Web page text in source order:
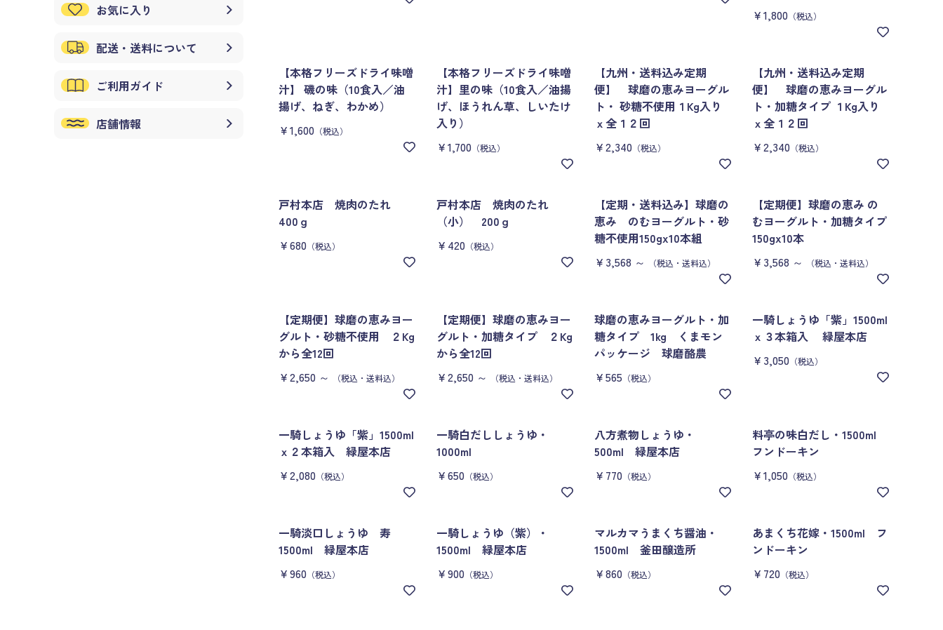
￥1,800 （税込）
【本格フリーズドライ味噌
汁】 磯の味（10食入／油
揚げ、ねぎ、わかめ）
￥1,600 （税込）
【本格フリーズドライ味噌
汁】里の味（10食入／油揚
げ、ほうれん草、しいたけ
入り）
￥1,700 （税込）
【九州・送料込み定期
便】 球磨の恵みヨーグル
ト・ 砂糖不使用１Kg入り
ｘ全１２回
￥2,340 （税込）
【九州・送料込み定期
便】 球磨の恵みヨーグル
ト・加糖タイプ １Kg入り
ｘ全１２回
￥2,340 （税込）
戸村本店 焼肉のたれ
400ｇ
￥680 （税込）
戸村本店 焼肉のたれ
（小） 200ｇ
￥420 （税込）
【定期・送料込み】球磨の
恵み のむヨーグルト・砂
糖不使用150gx10本組
￥3,568 ～ （税込・送料込）
【定期便】球磨の恵み の
むヨーグルト・加糖タイプ
150gx10本
￥3,568 ～ （税込・送料込）
【定期便】球磨の恵みヨー
グルト・砂糖不使用 ２Kg
から全12回
￥2,650 ～ （税込・送料込）
【定期便】球磨の恵みヨー
グルト・加糖タイプ ２Kg
から全12回
￥2,650 ～ （税込・送料込）
球磨の恵みヨーグルト・加
糖タイプ 1kg くまモン
パッケージ 球磨酪農
￥565 （税込）
一騎しょうゆ「紫」1500ml
ｘ３本箱入 緑屋本店
￥3,050 （税込）
一騎しょうゆ「紫」1500ml
ｘ２本箱入 緑屋本店
￥2,080 （税込）
一騎白だししょうゆ・
1000ml
￥650 （税込）
八方煮物しょうゆ・
500ml 緑屋本店
￥770 （税込）
料亭の味白だし・1500ml
フンドーキン
￥1,050 （税込）
一騎淡口しょうゆ 寿
1500ml 緑屋本店
￥960 （税込）
一騎しょうゆ（紫）・
1500ml 緑屋本店
￥900 （税込）
マルカマうまくち醤油・
1500ml 釜田醸造所
￥860 （税込）
あまくち花嫁・1500ml フ
ンドーキン
￥720 （税込）
お気に入り
配送・送料について
ご利用ガイド
店舗情報